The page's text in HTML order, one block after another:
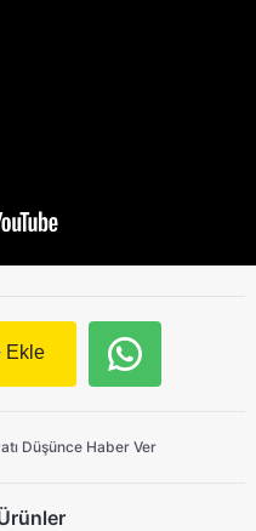
Ekle
Düşünce Haber Ver